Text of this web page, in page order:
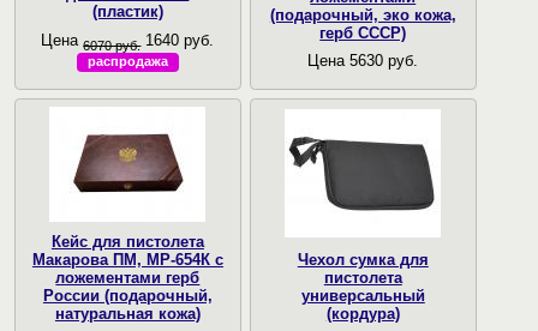
(пластик)
Цена6070 руб. 1640 руб.
распродажа
(подарочный, эко кожа,
герб СССР)
Цена 5630 руб.
Кейс для пистолета
Макарова ПМ, МР-654К с
ложементами герб
России (подарочный,
натуральная кожа)
Чехол сумка для
пистолета
универсальный
(кордура)